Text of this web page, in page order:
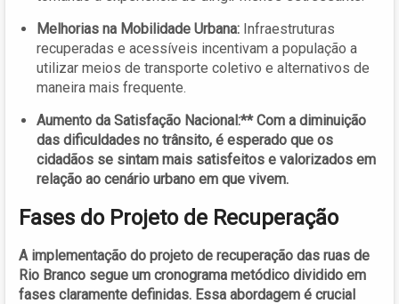
Melhorias na Mobilidade Urbana: Infraestruturas
recuperadas e acessíveis incentivam a população a
utilizar meios de transporte coletivo e alternativos de
maneira mais frequente.
Aumento da Satisfação Nacional:** Com a diminuição
das dificuldades no trânsito, é esperado que os
cidadãos se sintam mais satisfeitos e valorizados em
relação ao cenário urbano em que vivem.
Fases do Projeto de Recuperação
A implementação do projeto de recuperação das ruas de
Rio Branco segue um cronograma metódico dividido em
fases claramente definidas. Essa abordagem é crucial